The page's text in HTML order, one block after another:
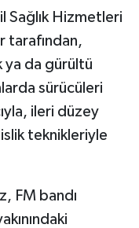
Sağlık Hizmetleri
tarafından,
ya da gürültü
sürücüleri
ileri düzey
teknikleriyle
FM bandı